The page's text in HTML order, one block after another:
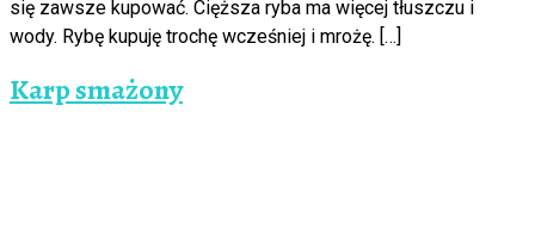
się zawsze kupować. Cięższa ryba ma więcej tłuszczu i
wody. Rybę kupuję trochę wcześniej i mrożę. […]
Karp smażony